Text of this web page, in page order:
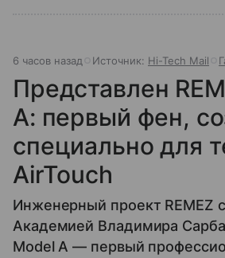
6 часов назад Источник: Hi-Tech Mail
Представлен
A: первый фен,
специально для
AirTouch
Инженерный проект REMEZ
Академией Владимира
Model A — первый